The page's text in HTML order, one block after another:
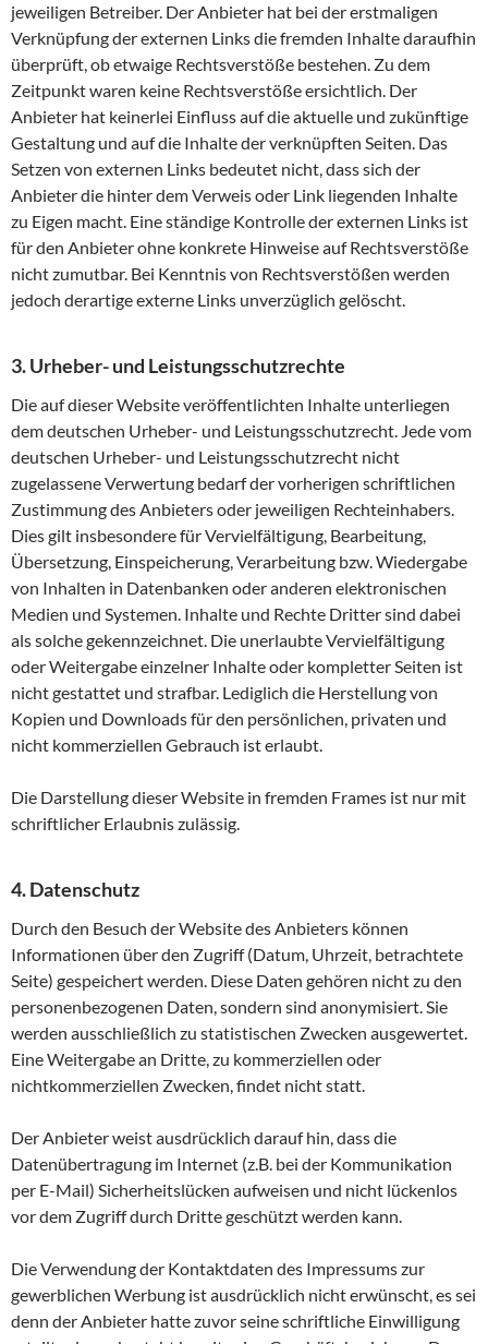
jeweiligen Betreiber. Der Anbieter hat bei der erstmaligen
Verknüpfung der externen Links die fremden Inhalte daraufhin
überprüft, ob etwaige Rechtsverstöße bestehen. Zu dem
Zeitpunkt waren keine Rechtsverstöße ersichtlich. Der
Anbieter hat keinerlei Einfluss auf die aktuelle und zukünftige
Gestaltung und auf die Inhalte der verknüpften Seiten. Das
Setzen von externen Links bedeutet nicht, dass sich der
Anbieter die hinter dem Verweis oder Link liegenden Inhalte
zu Eigen macht. Eine ständige Kontrolle der externen Links ist
für den Anbieter ohne konkrete Hinweise auf Rechtsverstöße
nicht zumutbar. Bei Kenntnis von Rechtsverstößen werden
jedoch derartige externe Links unverzüglich gelöscht.
3. Urheber- und Leistungsschutzrechte
Die auf dieser Website veröffentlichten Inhalte unterliegen
dem deutschen Urheber- und Leistungsschutzrecht. Jede vom
deutschen Urheber- und Leistungsschutzrecht nicht
zugelassene Verwertung bedarf der vorherigen schriftlichen
Zustimmung des Anbieters oder jeweiligen Rechteinhabers.
Dies gilt insbesondere für Vervielfältigung, Bearbeitung,
Übersetzung, Einspeicherung, Verarbeitung bzw. Wiedergabe
von Inhalten in Datenbanken oder anderen elektronischen
Medien und Systemen. Inhalte und Rechte Dritter sind dabei
als solche gekennzeichnet. Die unerlaubte Vervielfältigung
oder Weitergabe einzelner Inhalte oder kompletter Seiten ist
nicht gestattet und strafbar. Lediglich die Herstellung von
Kopien und Downloads für den persönlichen, privaten und
nicht kommerziellen Gebrauch ist erlaubt.
Die Darstellung dieser Website in fremden Frames ist nur mit
schriftlicher Erlaubnis zulässig.
4. Datenschutz
Durch den Besuch der Website des Anbieters können
Informationen über den Zugriff (Datum, Uhrzeit, betrachtete
Seite) gespeichert werden. Diese Daten gehören nicht zu den
personenbezogenen Daten, sondern sind anonymisiert. Sie
werden ausschließlich zu statistischen Zwecken ausgewertet.
Eine Weitergabe an Dritte, zu kommerziellen oder
nichtkommerziellen Zwecken, findet nicht statt.
Der Anbieter weist ausdrücklich darauf hin, dass die
Datenübertragung im Internet (z.B. bei der Kommunikation
per E-Mail) Sicherheitslücken aufweisen und nicht lückenlos
vor dem Zugriff durch Dritte geschützt werden kann.
Die Verwendung der Kontaktdaten des Impressums zur
gewerblichen Werbung ist ausdrücklich nicht erwünscht, es sei
denn der Anbieter hatte zuvor seine schriftliche Einwilligung